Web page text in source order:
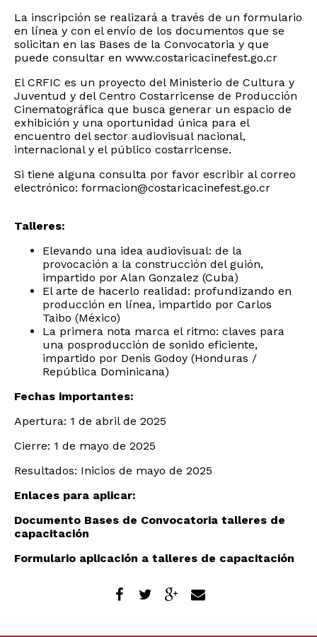
La inscripción se realizará a través de un formulario
en línea y con el envío de los documentos que se
solicitan en las Bases de la Convocatoria y que
puede consultar en www.costaricacinefest.go.cr
El CRFIC es un proyecto del Ministerio de Cultura y
Juventud y del Centro Costarricense de Producción
Cinematográfica que busca generar un espacio de
exhibición y una oportunidad única para el
encuentro del sector audiovisual nacional,
internacional y el público costarricense.
Si tiene alguna consulta por favor escribir al correo
electrónico: formacion@costaricacinefest.go.cr
Talleres:
Elevando una idea audiovisual: de la
provocación a la construcción del guión,
impartido por Alan Gonzalez (Cuba)
El arte de hacerlo realidad: profundizando en
producción en línea, impartido por Carlos
Taibo (México)
La primera nota marca el ritmo: claves para
una posproducción de sonido eficiente,
impartido por Denis Godoy (Honduras /
República Dominicana)
Fechas importantes:
Apertura: 1 de abril de 2025
Cierre: 1 de mayo de 2025
Resultados: Inicios de mayo de 2025
Enlaces para aplicar:
Documento Bases de Convocatoria talleres de
capacitación
Formulario aplicación a talleres de capacitación